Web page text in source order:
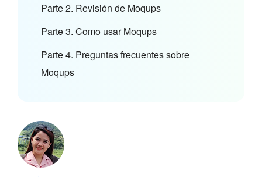
Parte 2. Revisión de Moqups
Parte 3. Como usar Moqups
Parte 4. Preguntas frecuentes sobre
Moqups